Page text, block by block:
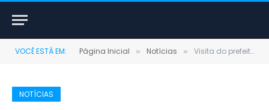
VOCÊ ESTÁ EM: Página Inicial » Notícias » Visita do prefeito e vereadores às escolas municipais que estão recebendo melhorias de reforma e ampliação
NOTÍCIAS